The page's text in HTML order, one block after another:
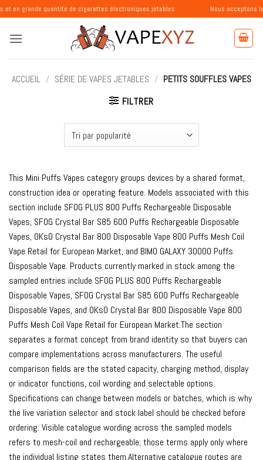
Passer
au
contenu
quantité de cigarettes électroniques jetables Nous acceptons les
ACCUEIL / SÉRIE DE VAPES JETABLES / PETITS SOUFFLES VAPES
FILTRER
This Mini Puffs Vapes category groups devices by a shared format,
construction idea or operating feature. Models associated with this
section include SFOG PLUS 800 Puffs Rechargeable Disposable
Vapes, SFOG Crystal Bar S85 600 Puffs Rechargeable Disposable
Vapes, OKsO Crystal Bar 800 Disposable Vape 800 Puffs Mesh Coil
Vape Retail for European Market, and BIMO GALAXY 30000 Puffs
Disposable Vape. Products currently marked in stock among the
sampled entries include SFOG PLUS 800 Puffs Rechargeable
Disposable Vapes, SFOG Crystal Bar S85 600 Puffs Rechargeable
Disposable Vapes, and OKsO Crystal Bar 800 Disposable Vape 800
Puffs Mesh Coil Vape Retail for European Market.The section
separates a format concept from brand identity so that buyers can
compare implementations across manufacturers. The useful
comparison fields are the stated capacity, charging method, display
or indicator functions, coil wording and selectable options.
Specifications can change between models or batches, which is why
the live variation selector and stock label should be checked before
ordering. Visible catalogue wording across the sampled models
refers to mesh-coil and rechargeable; those terms apply only where
the individual listing states them.Alternative catalogue routes are